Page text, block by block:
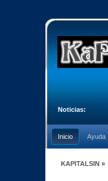
Noticias:
Inicio Ayuda
KAPITALSIN »